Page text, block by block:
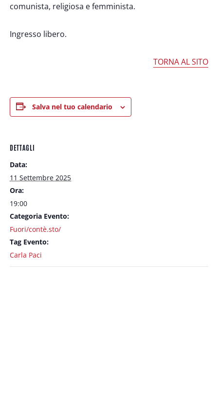
comunista, religiosa e femminista.
Ingresso libero.
TORNA AL SITO
Salva nel tuo calendario
DETTAGLI
Data:
11 Settembre 2025
Ora:
19:00
Categoria Evento:
Fuori/contè.sto/
Tag Evento:
Carla Paci